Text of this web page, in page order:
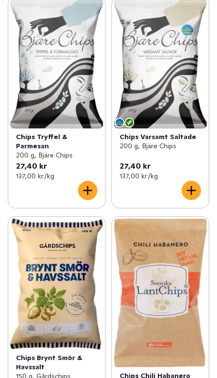
Chips Tryffel &
Parmesan
200 g, Bjäre Chips
27,40 kr
137,00 kr /kg
Chips Varsamt Saltade
200 g, Bjäre Chips
27,40 kr
137,00 kr /kg
Chips Brynt Smör &
Havssalt
150 g, Gårdschips
Chips Chili Habanero